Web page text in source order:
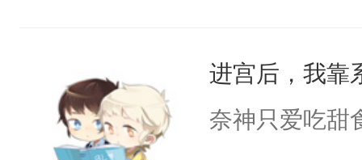
成为所有白莲
I，他们决定
进宫后，我靠
奈神只爱吃甜